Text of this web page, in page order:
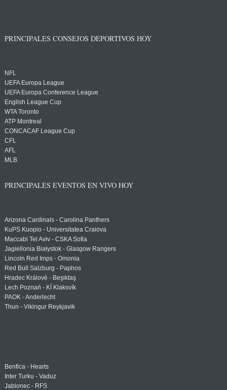
PRINCIPALES CONSEJOS DEPORTIVOS HOY
NFL
UEFA Europa League
UEFA Europa Conference League
English League Cup
WTA Toronto
ATP Montreal
CONCACAF League Cup
CFL
AFL
MLB
PRINCIPALES EVENTOS EN VIVO HOY
Arizona Cardinals - Carolina Panthers
KuPS Kuopio - Universitatea Craiova
Maccabi Tel Aviv - CSKA Sofia
Jagiellonia Białystok - Glasgow Rangers
Lincoln Red Imps - Omonia
Red Bull Salzburg - Paphos
Hradec Králové - Beşiktaş
Lech Poznań - KÍ Klaksvík
PAOK - Anderlecht
Thun - Vikingur Reykjavik
Benfica - Hearts
Inter Turku - Vaduz
Jablonec - RFS